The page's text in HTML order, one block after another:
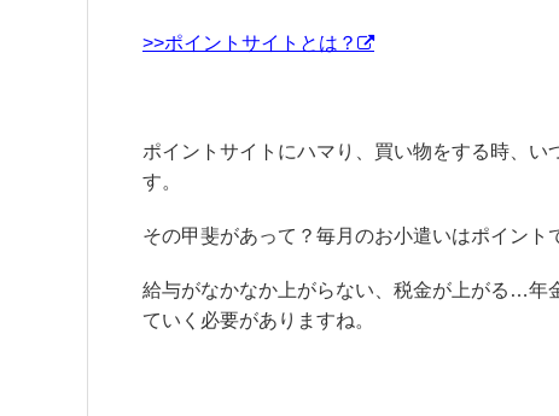
>>ポイントサイトとは？
ポイントサイトにハマり、買い物をする時、
す。
その甲斐があって？毎月のお小遣いはポイント
給与がなかなか上がらない、税金が上がる…
ていく必要がありますね。